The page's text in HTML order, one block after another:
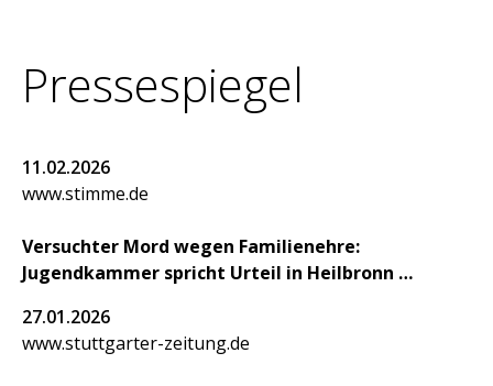
Pressespiegel
11.02.2026
www.stimme.de
Versuchter Mord wegen Familienehre:
Jugendkammer spricht Urteil in Heilbronn
27.01.2026
www.stuttgarter-zeitung.de